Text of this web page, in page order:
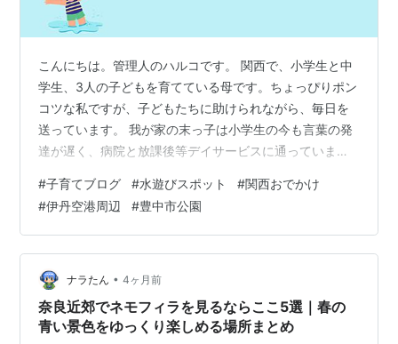
こんにちは。管理人のハルコです。 関西で、小学生と中
学生、3人の子どもを育てている母です。ちょっぴりポン
コツな私ですが、子どもたちに助けられながら、毎日を
送っています。 我が家の末っ子は小学生の今も言葉の発
達が遅く、病院と放課後等デイサービスに通っていま
みを抱える方に寄り添いたいと思います。子どものペー
スを尊重しながら歩む日々の記録です。 ※当時の日記を
もとに紹介しています。 こんな人が書いています。
www.harukonote.jp 【伊丹空港すぐ】水遊びもテントも
OK！ 「スカイランドHARADA」で夏の午後を満喫♪ 水遊
びにぴったりな…
#子育てブログ #水遊びスポット #関西おでかけ
#伊丹空港周辺 #豊中市公園
ナラたん • 4ヶ月前
奈良近郊でネモフィラを見るならここ5選｜春の
青い景色をゆっくり楽しめる場所まとめ